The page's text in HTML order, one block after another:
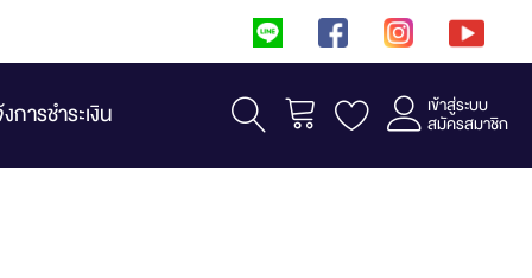
การชำระเงิน รถเข็น เข้าสู่ระบบ
สมัครสมาชิก